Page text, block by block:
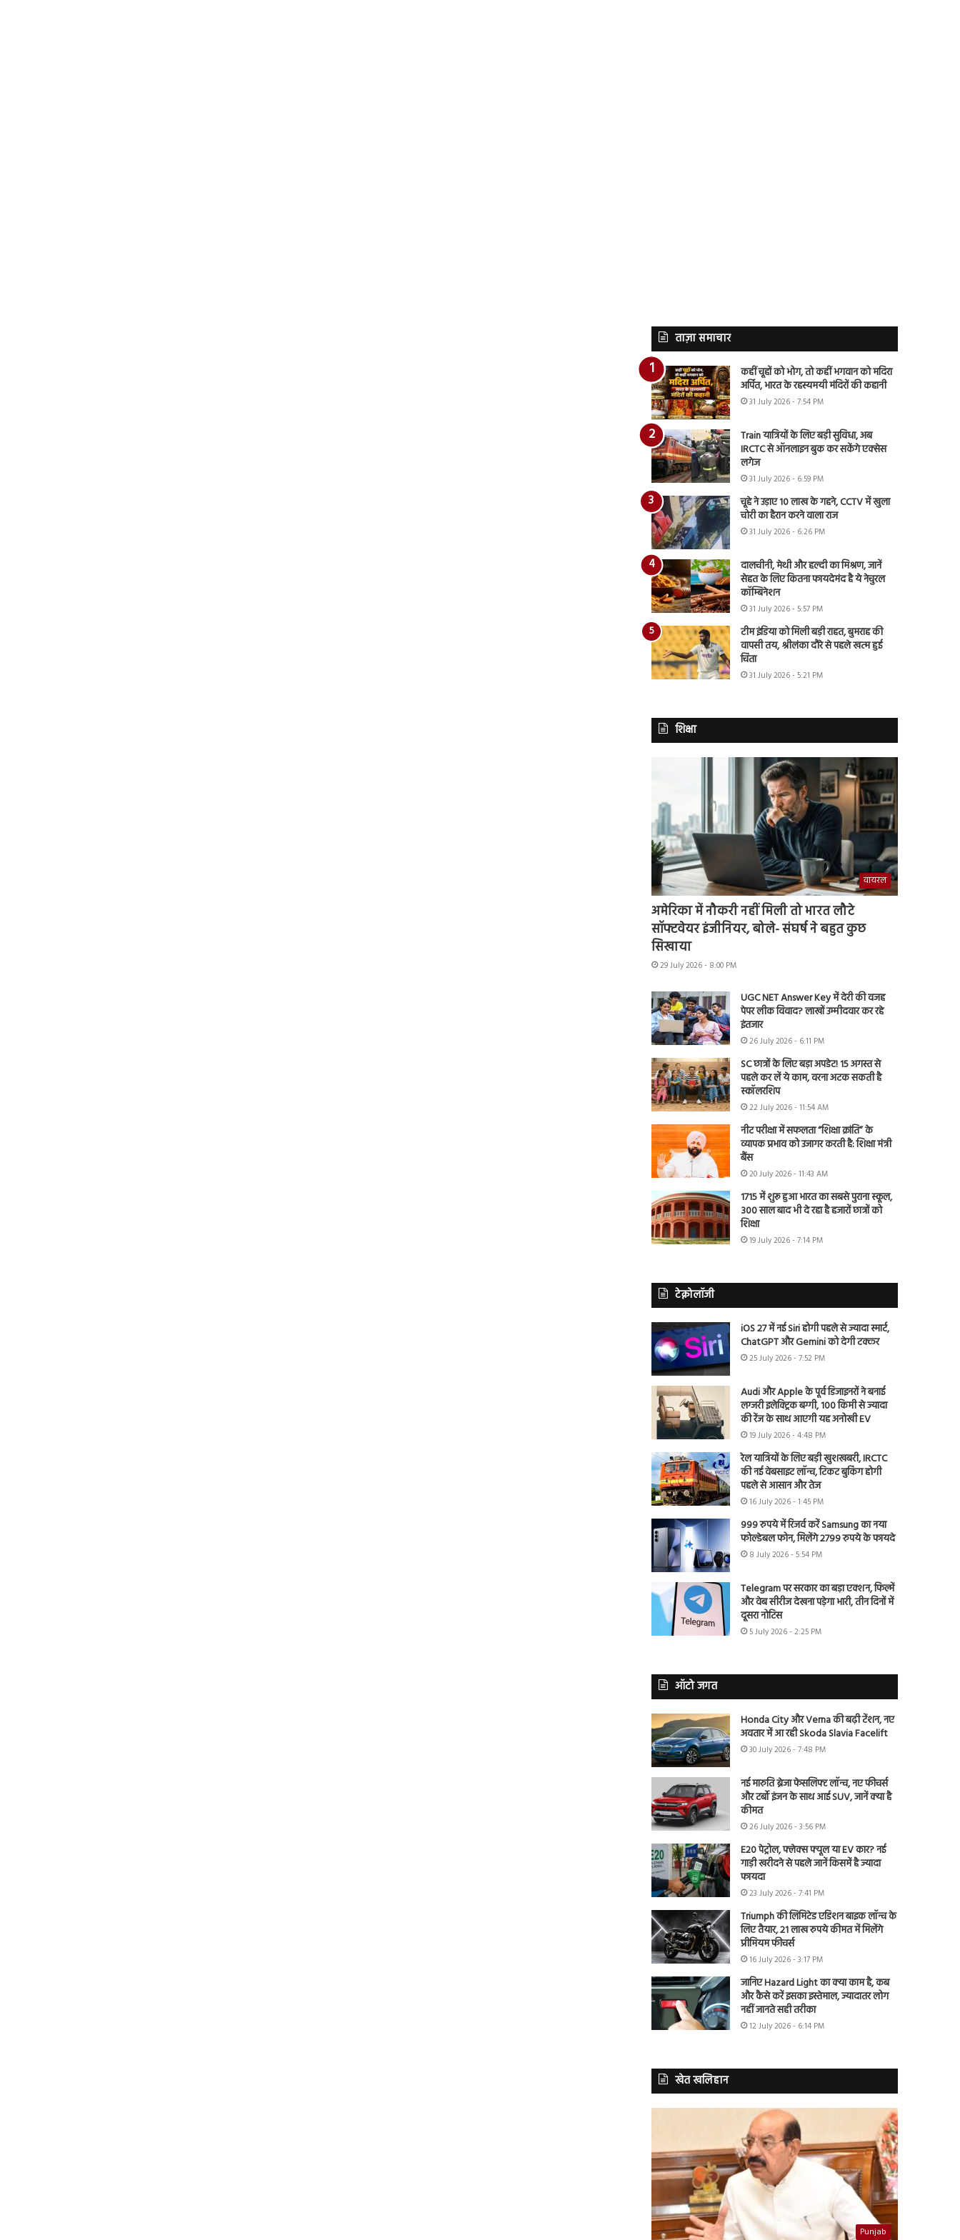
ताज़ा समाचार
कहीं चूहों को भोग, तो कहीं भगवान को मदिरा
अर्पित, भारत के रहस्यमयी मंदिरों की कहानी
31 July 2026 - 7:54 PM
Train यात्रियों के लिए बड़ी सुविधा, अब
IRCTC से ऑनलाइन बुक कर सकेंगे एक्सेस
लगेज
31 July 2026 - 6:59 PM
चूहे ने उड़ाए 10 लाख के गहने, CCTV में खुला
चोरी का हैरान करने वाला राज
31 July 2026 - 6:26 PM
दालचीनी, मेथी और हल्दी का मिश्रण, जानें
सेहत के लिए कितना फायदेमंद है ये नेचुरल
कॉम्बिनेशन
31 July 2026 - 5:57 PM
टीम इंडिया को मिली बड़ी राहत, बुमराह की
वापसी तय, श्रीलंका दौरे से पहले खत्म हुई
चिंता
31 July 2026 - 5:21 PM
शिक्षा
वायरल
अमेरिका में नौकरी नहीं मिली तो भारत लौटे
सॉफ्टवेयर इंजीनियर, बोले- संघर्ष ने बहुत कुछ
सिखाया
29 July 2026 - 8:00 PM
UGC NET Answer Key में देरी की वजह
पेपर लीक विवाद? लाखों उम्मीदवार कर रहे
इंतजार
26 July 2026 - 6:11 PM
SC छात्रों के लिए बड़ा अपडेट! 15 अगस्त से
पहले कर लें ये काम, वरना अटक सकती है
स्कॉलरशिप
22 July 2026 - 11:54 AM
नीट परीक्षा में सफलता “शिक्षा क्रांति” के
व्यापक प्रभाव को उजागर करती है: शिक्षा मंत्री
बैंस
20 July 2026 - 11:43 AM
1715 में शुरू हुआ भारत का सबसे पुराना स्कूल,
300 साल बाद भी दे रहा है हजारों छात्रों को
शिक्षा
19 July 2026 - 7:14 PM
टेक्नोलॉजी
iOS 27 में नई Siri होगी पहले से ज्यादा स्मार्ट,
ChatGPT और Gemini को देगी टक्कर
25 July 2026 - 7:52 PM
Audi और Apple के पूर्व डिजाइनरों ने बनाई
लग्जरी इलेक्ट्रिक बग्गी, 100 किमी से ज्यादा
की रेंज के साथ आएगी यह अनोखी EV
19 July 2026 - 4:48 PM
रेल यात्रियों के लिए बड़ी खुशखबरी, IRCTC
की नई वेबसाइट लॉन्च, टिकट बुकिंग होगी
पहले से आसान और तेज
16 July 2026 - 1:45 PM
999 रुपये में रिजर्व करें Samsung का नया
फोल्डेबल फोन, मिलेंगे 2799 रुपये के फायदे
8 July 2026 - 5:54 PM
Telegram पर सरकार का बड़ा एक्शन, फिल्में
और वेब सीरीज देखना पड़ेगा भारी, तीन दिनों में
दूसरा नोटिस
5 July 2026 - 2:25 PM
ऑटो जगत
Honda City और Verna की बढ़ी टेंशन, नए
अवतार में आ रही Skoda Slavia Facelift
30 July 2026 - 7:48 PM
नई मारुति ब्रेजा फेसलिफ्ट लॉन्च, नए फीचर्स
और टर्बो इंजन के साथ आई SUV, जानें क्या है
कीमत
26 July 2026 - 3:56 PM
E20 पेट्रोल, फ्लेक्स फ्यूल या EV कार? नई
गाड़ी खरीदने से पहले जानें किसमें है ज्यादा
फायदा
23 July 2026 - 7:41 PM
Triumph की लिमिटेड एडिशन बाइक लॉन्च के
लिए तैयार, 21 लाख रुपये कीमत में मिलेंगे
प्रीमियम फीचर्स
16 July 2026 - 3:17 PM
जानिए Hazard Light का क्या काम है, कब
और कैसे करें इसका इस्तेमाल, ज्यादातर लोग
नहीं जानते सही तरीका
12 July 2026 - 6:14 PM
खेत खलिहान
Punjab